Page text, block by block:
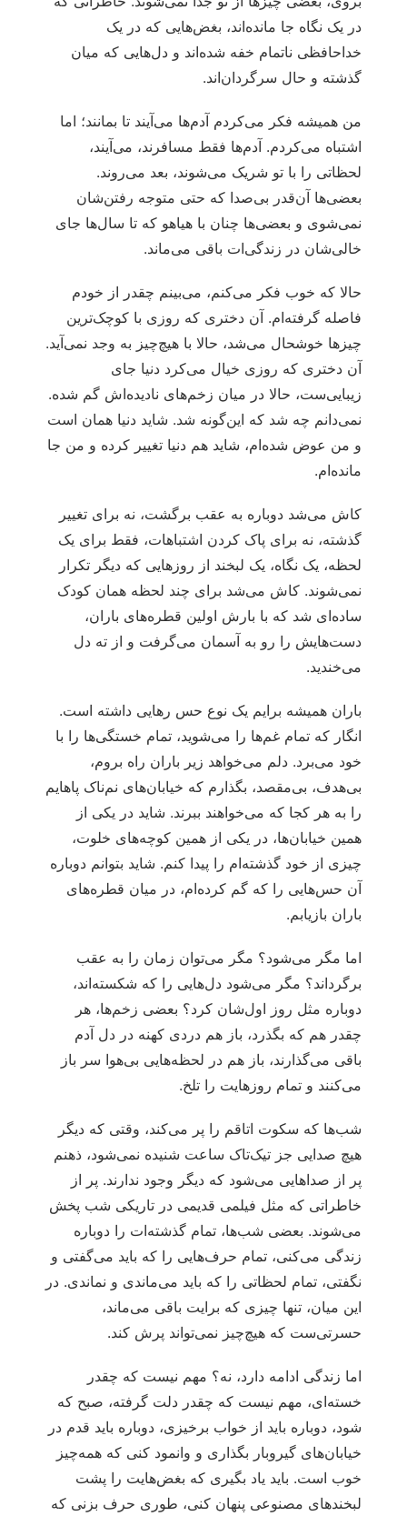
در یک نگاه جا مانده‌اند، بغض‌هایی که در یک
خداحافظی ناتمام خفه شده‌اند و دل‌هایی که میان
گذشته و حال سرگردان‌اند.
من همیشه فکر می‌کردم آدم‌ها می‌آیند تا بمانند؛ اما
اشتباه می‌کردم. آدم‌ها فقط مسافرند، می‌آیند،
لحظاتی را با تو شریک می‌شوند، بعد می‌روند.
بعضی‌ها آن‌قدر بی‌صدا که حتی متوجه رفتن‌شان
نمی‌شوی و بعضی‌ها چنان با هیاهو که تا سال‌ها جای
خالی‌شان در زندگی‌ات باقی می‌ماند.
حالا که خوب فکر می‌کنم، می‌بینم چقدر از خودم
فاصله گرفته‌ام. آن دختری که روزی با کوچک‌ترین
چیزها خوشحال می‌شد، حالا با هیچ‌چیز به وجد نمی‌آید.
آن دختری که روزی خیال می‌کرد دنیا جای
زیبایی‌ست، حالا در میان زخم‌های نادیده‌اش گم شده.
نمی‌دانم چه شد که این‌گونه شد. شاید دنیا همان است
و من عوض شده‌ام، شاید هم دنیا تغییر کرده و من جا
مانده‌ام.
کاش می‌شد دوباره به عقب برگشت، نه برای تغییر
گذشته، نه برای پاک کردن اشتباهات، فقط برای یک
لحظه، یک نگاه، یک لبخند از روزهایی که دیگر تکرار
نمی‌شوند. کاش می‌شد برای چند لحظه همان کودک
ساده‌ای شد که با بارش اولین قطره‌های باران،
دست‌هایش را رو به آسمان می‌گرفت و از ته دل
می‌خندید.
باران همیشه برایم یک نوع حس رهایی داشته است.
انگار که تمام غم‌ها را می‌شوید، تمام خستگی‌ها را با
خود می‌برد. دلم می‌خواهد زیر باران راه بروم،
بی‌هدف، بی‌مقصد، بگذارم که خیابان‌های نم‌ناک پاهایم
را به هر کجا که می‌خواهند ببرند. شاید در یکی از
همین خیابان‌ها، در یکی از همین کوچه‌های خلوت،
چیزی از خود گذشته‌ام را پیدا کنم. شاید بتوانم دوباره
آن حس‌هایی را که گم کرده‌ام، در میان قطره‌های
باران بازیابم.
اما مگر می‌شود؟ مگر می‌توان زمان را به عقب
برگرداند؟ مگر می‌شود دل‌هایی را که شکسته‌اند،
دوباره مثل روز اول‌شان کرد؟ بعضی زخم‌ها، هر
چقدر هم که بگذرد، باز هم دردی کهنه در دل آدم
باقی می‌گذارند، باز هم در لحظه‌هایی بی‌هوا سر باز
می‌کنند و تمام روزهایت را تلخ.
شب‌ها که سکوت اتاقم را پر می‌کند، وقتی که دیگر
هیچ صدایی جز تیک‌تاک ساعت شنیده نمی‌شود، ذهنم
پر از صداهایی می‌شود که دیگر وجود ندارند. پر از
خاطراتی که مثل فیلمی قدیمی در تاریکی شب پخش
می‌شوند. بعضی شب‌ها، تمام گذشته‌ات را دوباره
زندگی می‌کنی، تمام حرف‌هایی را که باید می‌گفتی و
نگفتی، تمام لحظاتی را که باید می‌ماندی و نماندی. در
این میان، تنها چیزی که برایت باقی می‌ماند،
حسرتی‌ست که هیچ‌چیز نمی‌تواند پرش کند.
اما زندگی ادامه دارد، نه؟ مهم نیست که چقدر
خسته‌ای، مهم نیست که چقدر دلت گرفته، صبح که
شود، دوباره باید از خواب برخیزی، دوباره باید قدم در
خیابان‌های گیروبار بگذاری و وانمود کنی که همه‌چیز
خوب است. باید یاد بگیری که بغض‌هایت را پشت
لبخندهای مصنوعی پنهان کنی، طوری حرف بزنی که